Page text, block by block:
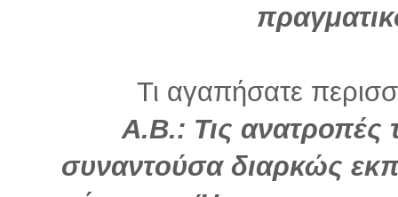
Τι αγαπήσατε
Α.Β.: Τις ανατροπές
συναντούσα διαρκώς